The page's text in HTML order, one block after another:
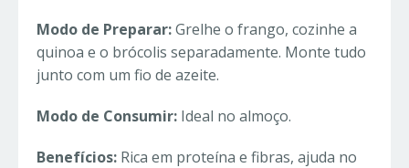
Modo de Preparar:Grelhe o frango, cozinhe a
quinoa e o brócolis separadamente. Monte tudo
junto com um fio de azeite.
Modo de Consumir: Ideal no almoço.
Benefícios: Rica em proteína e fibras, ajuda no